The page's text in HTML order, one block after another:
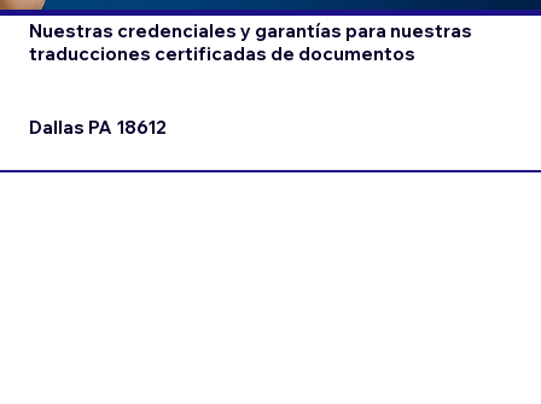
Nuestras credenciales y garantías para nuestras
traducciones certificadas de documentos
Dallas PA 18612